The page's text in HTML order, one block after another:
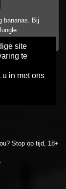
site
te
u in met ons
bananas. Bij
Stop op tijd, 18+